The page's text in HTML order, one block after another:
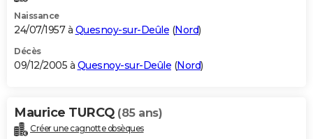
Naissance
24/07/1957 à Quesnoy-sur-Deûle (Nord)
Décès
09/12/2005 à Quesnoy-sur-Deûle (Nord)
Maurice TURCQ (85 ans)
Créer une cagnotte obsèques